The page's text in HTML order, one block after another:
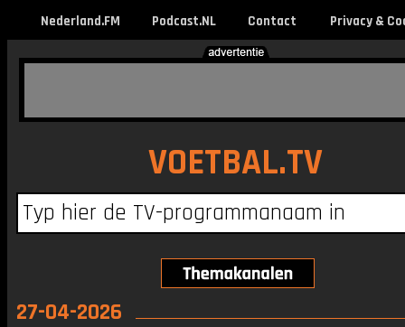
Nederland.FM Podcast.NL Contact Privacy &
VOETBAL.TV
27-04-2026